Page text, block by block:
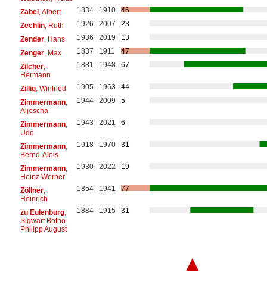
Zabel, Albert 1834 1910
46
Zechlin, Ruth 1926 2007
23
Zender, Hans 1936 2019
13
Zenger, Max 1837 1911
47
Zilcher,
Hermann
1881 1948 67
Zillig, Winfried 1905 1963
44
Zimmermann,
Aljoscha
1944 2009 5
Zimmermann,
Udo
1943 2021 6
Zimmermann,
Bernd-Alois
1918 1970 31
Zimmermann,
Heinz Werner
1930 2022 19
Zöllner,
Heinrich
1854 1941 77
zu Eulenburg,
Sigwart Botho
Philipp August
1884 1915 31
▲